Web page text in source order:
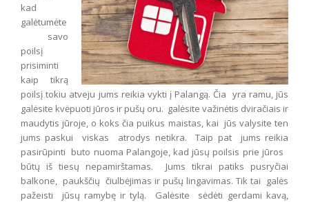
kad
galėtumėte
savo
poilsį
prisiminti
kaip tikrą
poilsį tokiu atveju jums reikia vykti į Palangą. Čia yra ramu, jūs
galėsite kvėpuoti jūros ir pušų oru. galėsite važinėtis dviračiais ir
maudytis jūroje, o koks čia puikus maistas, kai jūs valysite ten
jums paskui viskas atrodys netikra. Taip pat jums reikia
pasirūpinti buto nuoma Palangoje, kad jūsų poilsis prie jūros
būtų iš tiesų nepamirštamas. Jums tikrai patiks pusryčiai
balkone, paukščių čiulbėjimas ir pušų lingavimas. Tik tai galės
pažeisti jūsų ramybę ir tylą. Galėsite sėdėti gerdami kavą,